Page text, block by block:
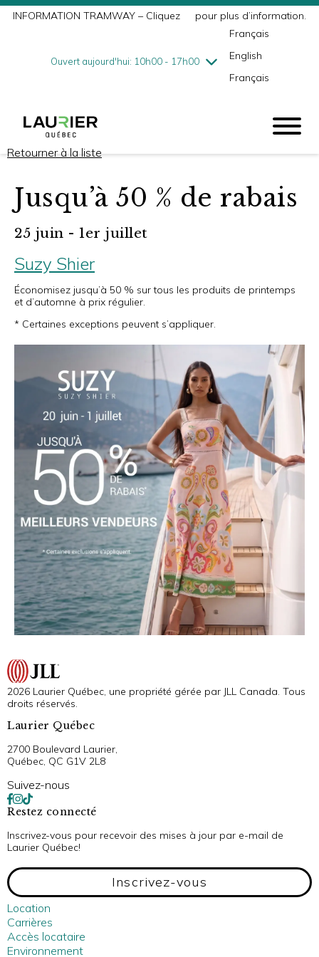
INFORMATION TRAMWAY – Cliquez pour plus d’information.
Ouvert aujourd'hui: 10h00 - 17h00
mercredi7/29
10h00 - 18h00
vendredi7/31
10h00 - 21h00
Français
English
Français
Retourner à la liste
Jusqu’à 50 % de rabais
25 juin - 1er juillet
Suzy Shier
Économisez jusqu’à 50 % sur tous les produits de printemps
et d’automne à prix régulier.
* Certaines exceptions peuvent s’appliquer.
2026 Laurier Québec, une propriété gérée par JLL Canada. Tous
droits réservés.
Laurier Québec
2700 Boulevard Laurier,
Québec, QC G1V 2L8
Suivez-nous
Restez connecté
Inscrivez-vous pour recevoir des mises à jour par e-mail de
Laurier Québec!
Inscrivez-vous
Location
Carrières
Accès locataire
Environnement